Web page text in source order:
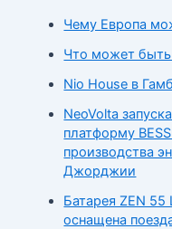
Чему Европа
Что может
Nio House в
NeoVolta
платформу
производства
Джорджии
Батарея ZEN 55
оснащена